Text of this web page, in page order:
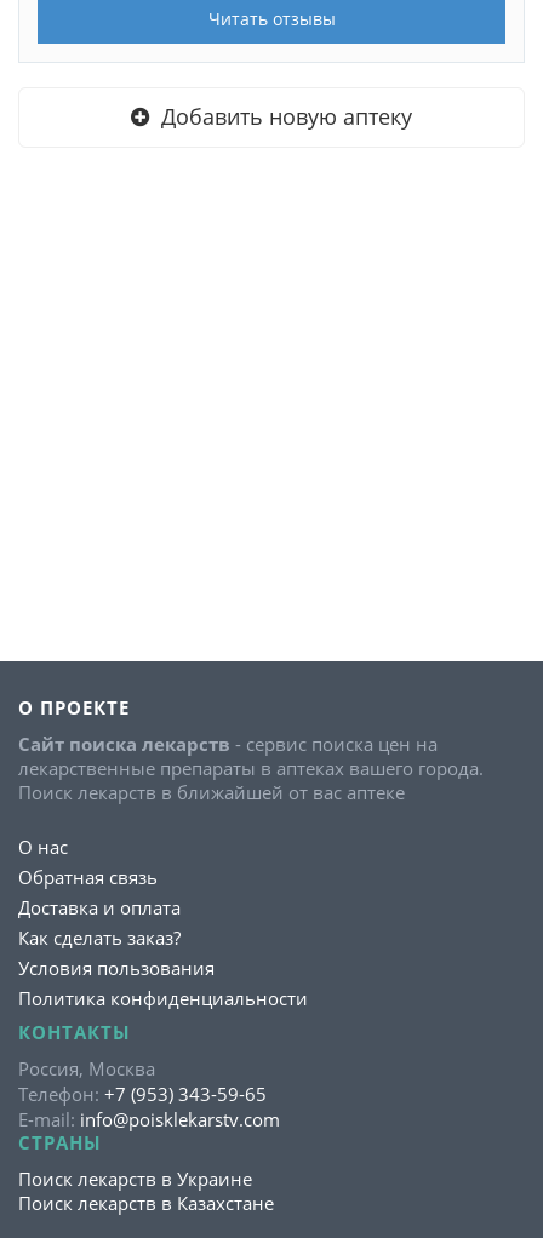
Читать отзывы
Добавить новую аптеку
О ПРОЕКТЕ
Сайт поиска лекарств - сервис поиска цен на
лекарственные препараты в аптеках вашего города.
Поиск лекарств в ближайшей от вас аптеке
О нас
Обратная связь
Доставка и оплата
Как сделать заказ?
Условия пользования
Политика конфиденциальности
КОНТАКТЫ
Россия, Москва
Телефон: +7 (953) 343-59-65
E-mail: info@poisklekarstv.com
СТРАНЫ
Поиск лекарств в Украине
Поиск лекарств в Казахстане